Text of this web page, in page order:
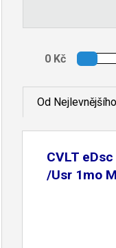
Od Nejlevnějšího
CVLT
/Usr 1mo